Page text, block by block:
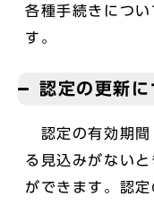
各種手続きにつ
す。
認定の更新に
認定の有効期間
る見込みがない
ができます。認